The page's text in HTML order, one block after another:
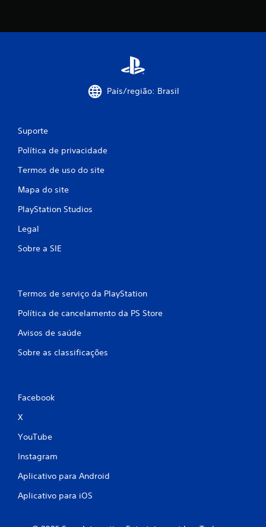
País/região: Brasil
Suporte
Política de privacidade
Termos de uso do site
Mapa do site
PlayStation Studios
Legal
Sobre a SIE
Termos de serviço da PlayStation
Política de cancelamento da PS Store
Avisos de saúde
Sobre as classificações
Facebook
X
YouTube
Instagram
Aplicativo para Android
Aplicativo para iOS